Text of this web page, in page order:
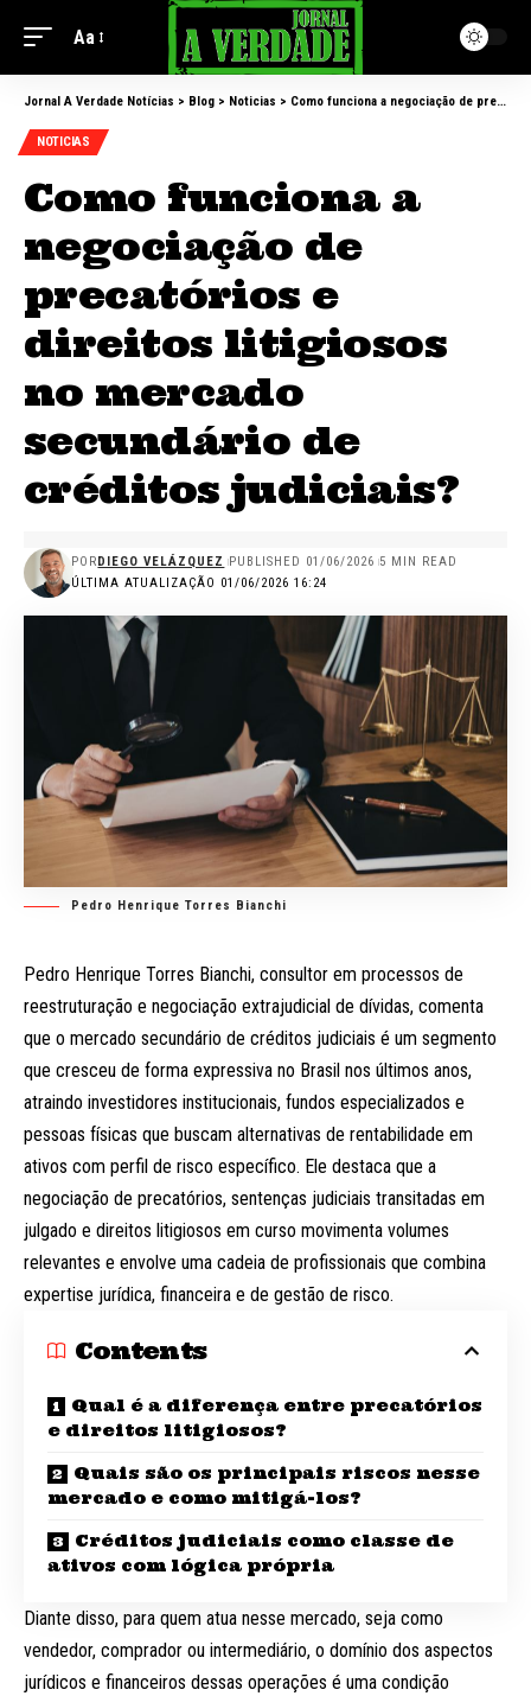
Aa
Jornal A Verdade Notícias > Blog > Noticias > Como funciona a negociação de precatórios e direitos litigiosos no mercado secundário de créditos judiciais?
NOTICIAS
Como funciona a
negociação de
precatórios e
direitos litigiosos
no mercado
secundário de
créditos judiciais?
ÚLTIMA ATUALIZAÇÃO 01/06/2026 16:24
PORDIEGO VELÁZQUEZ PUBLISHED 01/06/2026 5 MIN READ
Pedro Henrique Torres Bianchi
Pedro Henrique Torres Bianchi, consultor em processos de
reestruturação e negociação extrajudicial de dívidas, comenta
que o mercado secundário de créditos judiciais é um segmento
que cresceu de forma expressiva no Brasil nos últimos anos,
atraindo investidores institucionais, fundos especializados e
pessoas físicas que buscam alternativas de rentabilidade em
ativos com perfil de risco específico. Ele destaca que a
negociação de precatórios, sentenças judiciais transitadas em
julgado e direitos litigiosos em curso movimenta volumes
relevantes e envolve uma cadeia de profissionais que combina
expertise jurídica, financeira e de gestão de risco.
Contents
Qual é a diferença entre precatórios
e direitos litigiosos?
Quais são os principais riscos nesse
mercado e como mitigá-los?
Créditos judiciais como classe de
ativos com lógica própria
Diante disso, para quem atua nesse mercado, seja como
vendedor, comprador ou intermediário, o domínio dos aspectos
jurídicos e financeiros dessas operações é uma condição